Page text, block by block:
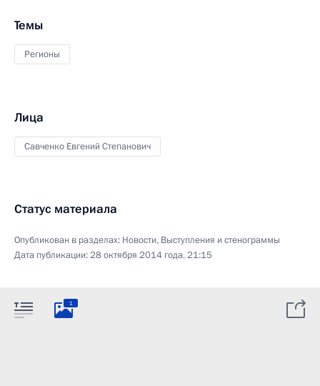
Темы
Регионы
Лица
Савченко Евгений Степанович
Статус материала
Опубликован в разделах: Новости, Выступления и стенограммы
Дата публикации:28 октября 2014 года, 21:15
1